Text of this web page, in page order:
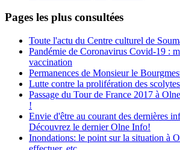
Pages les plus consultées
Toute l'actu du Centre culturel de
Pandémie de Coronavirus Covid-19 :
vaccination
Permanences de Monsieur le
Lutte contre la prolifération des
Passage du Tour de France 2017 à
!
Envie d'être au courant des dernières
Découvrez le dernier Olne Info!
Inondations: le point sur la situation à